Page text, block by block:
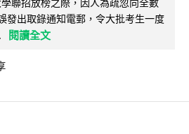
發出取錄通知電郵，令大批考生一度
閱讀全文